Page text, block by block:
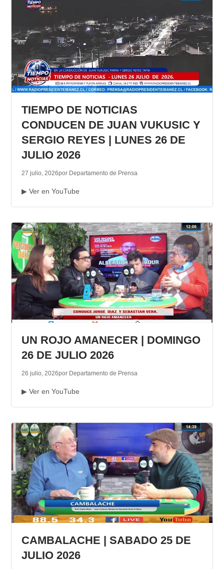
TIEMPO DE NOTICIAS
CONDUCEN DE JUAN VUKUSIC Y
SERGIO REYES | LUNES 26 DE
JULIO 2026
27 julio, 2026por Departamento de Prensa
▶ Ver en YouTube
UN ROJO AMANECER | DOMINGO
26 DE JULIO 2026
26 julio, 2026por Departamento de Prensa
▶ Ver en YouTube
CAMBALACHE | SABADO 25 DE
JULIO 2026